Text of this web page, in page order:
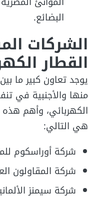
البضائع.
الشركات
القطار
يوجد تعاون كبير ما
منها والأجنبية في
الكهربائي، وأهم هذه
هي التالي:
شركة أوراسكوم
شركة المقاولون
شركة سيمنز